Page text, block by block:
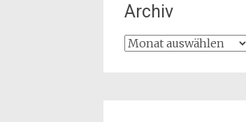
Archiv
Archiv